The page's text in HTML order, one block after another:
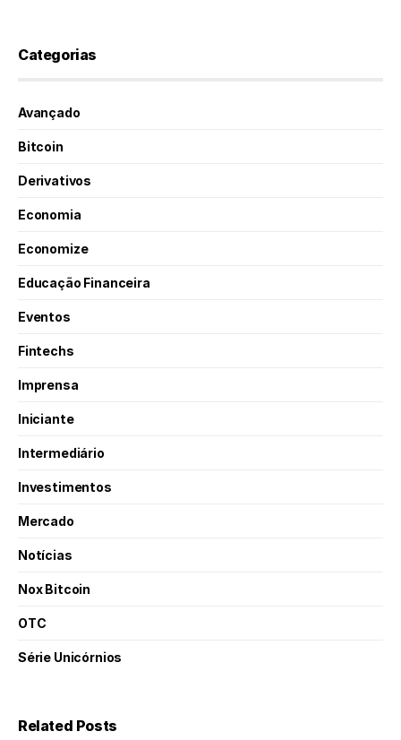
Categorias
Avançado
Bitcoin
Derivativos
Economia
Economize
Educação Financeira
Eventos
Fintechs
Imprensa
Iniciante
Intermediário
Investimentos
Mercado
Notícias
Nox Bitcoin
OTC
Série Unicórnios
Related Posts